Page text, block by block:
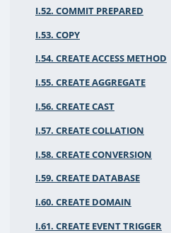
I.52. COMMIT PREPARED
I.53. COPY
I.54. CREATE ACCESS METHOD
I.55. CREATE AGGREGATE
I.56. CREATE CAST
I.57. CREATE COLLATION
I.58. CREATE CONVERSION
I.59. CREATE DATABASE
I.60. CREATE DOMAIN
I.61. CREATE EVENT TRIGGER